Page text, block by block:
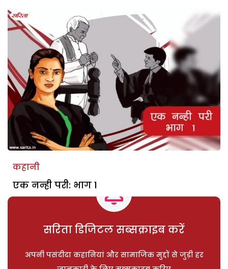
कहानी
एक नन्ही परी: भाग 1
सरिता डिजिटल सब्सक्राइब करें
अपनी पसंदीदा कहानियां और सामाजिक मुद्दों से जुड़ी हर